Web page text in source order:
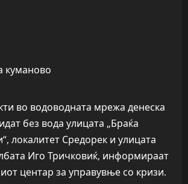
во водоводната мрежа денеска
без вода улицата „Браќа
локалитет Средорек и улицата
Иго Тричковиќ, информираат
центар за управувње со кризи.